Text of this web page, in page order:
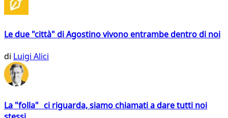
Le due "città" di Agostino vivono entrambe dentro di noi
di Luigi Alici
La "folla" ci riguarda, siamo chiamati a dare tutti noi